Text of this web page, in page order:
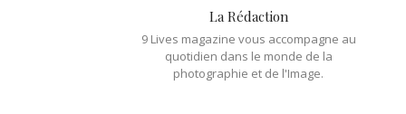
La Rédaction
9 Lives magazine vous accompagne au
quotidien dans le monde de la
photographie et de l'Image.